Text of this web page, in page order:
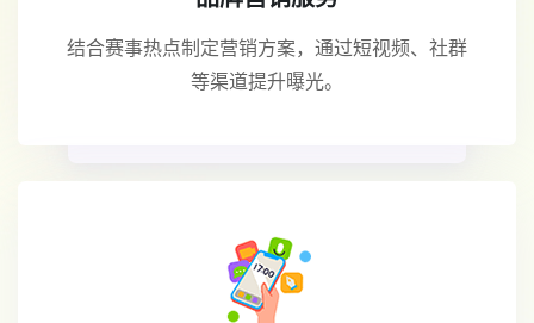
结合赛事热点制定营销方案，通过短视频、社群
等渠道提升曝光。